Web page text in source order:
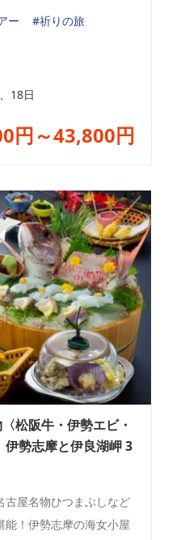
ー
#祈りの旅
18日
円～43,800円
松阪牛・伊勢エビ・
勢志摩と伊良湖岬 3
古屋名物ひつまぶしなど
！伊勢志摩の海女小屋